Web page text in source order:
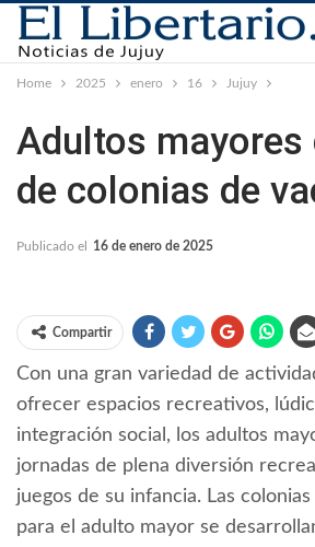
Home 2025 enero 16 Jujuy
Adultos
de colonias de
Publicado el 16 de enero de 2025
Compartir
Con una gran variedad de
ofrecer espacios recreativos,
integración social, los adultos
jornadas de plena diversión
juegos de su infancia. Las
para el adulto mayor se